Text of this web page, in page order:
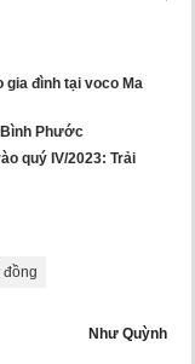
gia đình tại voco Ma
Bình Phước
quý IV/2023: Trải
đồng
Như Quỳnh